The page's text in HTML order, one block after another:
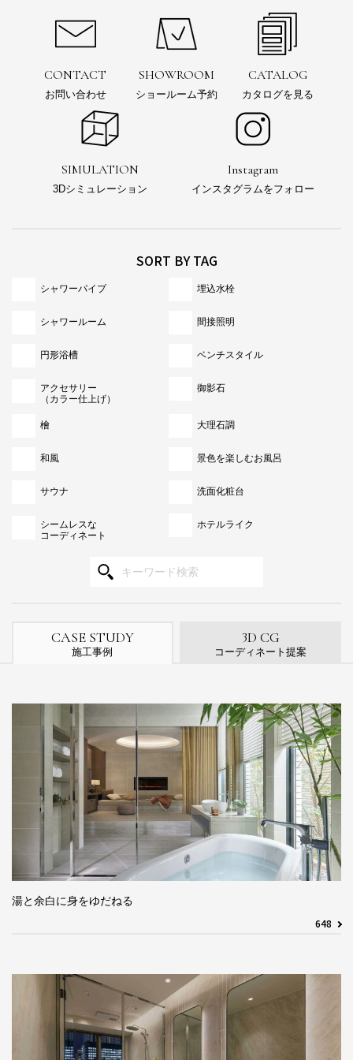
CONTACT
お問い合わせ
SHOWROOM
ショールーム予約
CATALOG
カタログを見る
SIMULATION
3Dシミュレーション
Instagram
インスタグラムをフォロー
SORT BY TAG
シャワーパイプ 埋込水栓
シャワールーム 間接照明
円形浴槽 ベンチスタイル
アクセサリー
（カラー仕上げ）
御影石
檜 大理石調
和風 景色を楽しむお風呂
サウナ 洗面化粧台
シームレスな
コーディネート
ホテルライク
CASE STUDY
施工事例
3D CG
コーディネート提案
湯と余白に身をゆだねる
648